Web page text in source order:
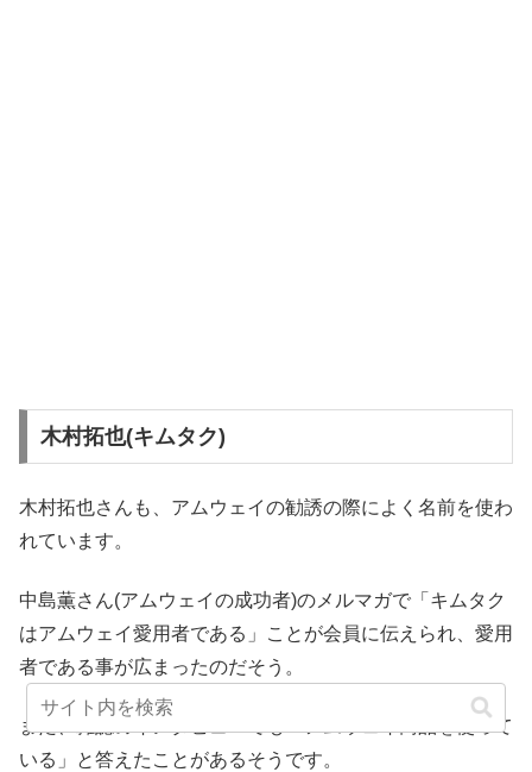
木村拓也(キムタク)
木村拓也さんも、アムウェイの勧誘の際によく名前を使わ
れています。
中島薫さん(アムウェイの成功者)のメルマガで「キムタク
はアムウェイ愛用者である」ことが会員に伝えられ、愛用
者である事が広まったのだそう。
また、雑誌のインタビューでも「アムウェイ商品を使って
いる」と答えたことがあるそうです。